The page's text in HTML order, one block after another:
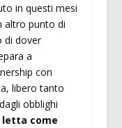
in questi mesi
altro punto di
di dover
a
con
libero tanto
obblighi
come